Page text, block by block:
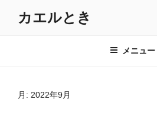
カエルとき
メニュー
月: 2022年9月